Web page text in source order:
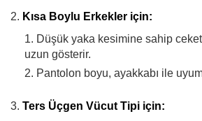
Kısa Boylu Erkekler için:
Düşük yaka kesimine sahip
uzun gösterir.
Pantolon boyu, ayakkabı ile
Ters Üçgen Vücut Tipi için: